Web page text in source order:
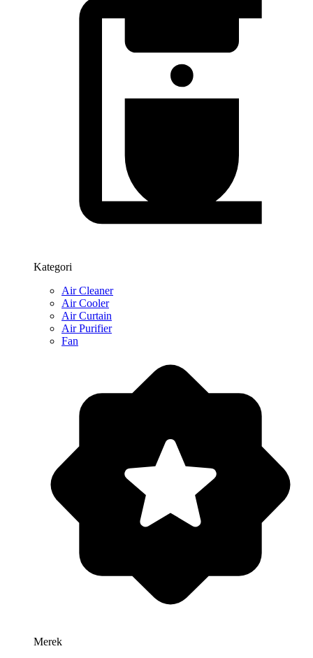
Kategori
Air Cleaner
Air Cooler
Air Curtain
Air Purifier
Fan
Merek